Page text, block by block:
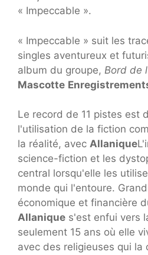
« Impeccable ».
« Impeccable » suit les
singles aventureux et
album du groupe, Bord de
Mascotte
Le record de 11 pistes est
l'utilisation de la fiction
la réalité, avec Allanique
science-fiction et les
central lorsqu'elle les
monde qui l'entoure.
économique et financière
Allanique s'est enfui vers
seulement 15 ans où elle
avec des religieuses qui la